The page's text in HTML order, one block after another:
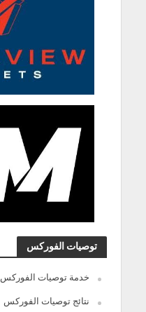
توصيات الفوركس
خدمة توصيات الفوركس
نتائج توصيات الفوركس